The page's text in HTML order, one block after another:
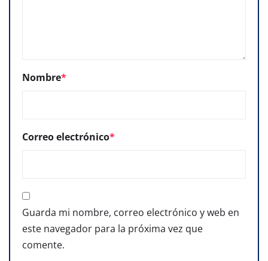
Nombre*
Correo electrónico*
Guarda mi nombre, correo electrónico y web en
este navegador para la próxima vez que
comente.